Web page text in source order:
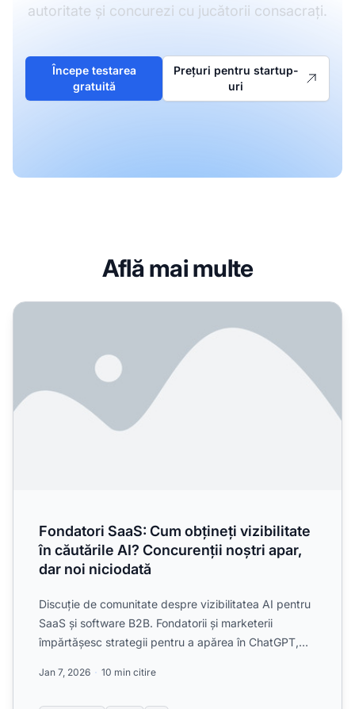
autoritate și concurezi cu jucătorii consacrați.
Începe testarea
gratuită
Prețuri pentru startup-
uri
Află mai multe
Fondatori SaaS: Cum obțineți vizibilitate în căutările AI?
Fondatori SaaS: Cum obțineți vizibilitate
în căutările AI? Concurenții noștri apar,
dar noi niciodată
Discuție de comunitate despre vizibilitatea AI pentru
SaaS și software B2B. Fondatorii și marketerii
împărtășesc strategii pentru a apărea în ChatGPT,
Jan 7, 2026 10 min citire